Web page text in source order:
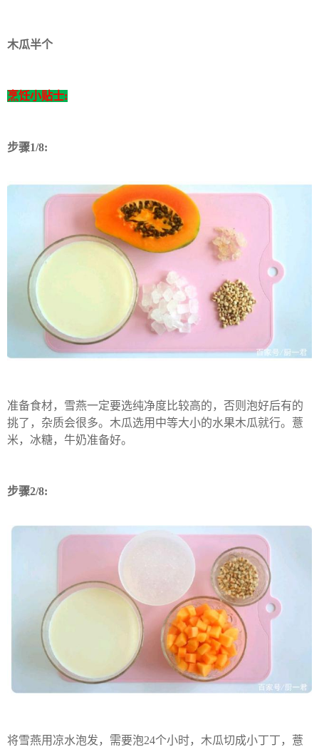
木瓜半个
烹饪小贴士:
步骤1/8:
准备食材，雪燕一定要选纯净度比较高的，否则泡好后有的
挑了，杂质会很多。木瓜选用中等大小的水果木瓜就行。薏
米，冰糖，牛奶准备好。
步骤2/8:
将雪燕用凉水泡发，需要泡24个小时，木瓜切成小丁丁，薏